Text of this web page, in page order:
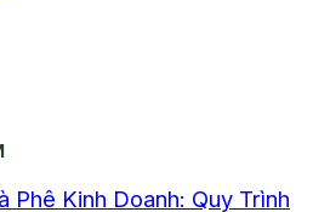
Phê Kinh Doanh: Quy Trình